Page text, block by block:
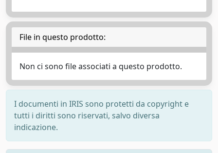
File in questo prodotto:
Non ci sono file associati a questo prodotto.
I documenti in IRIS sono protetti da copyright e
tutti i diritti sono riservati, salvo diversa
indicazione.